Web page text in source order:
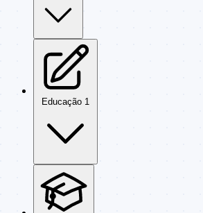
Educação 1